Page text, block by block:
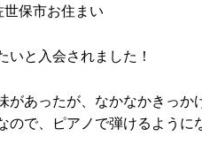
保市お住まい
いと入会されました！
があったが、なかなかきっ
ので、ピアノで弾けるように